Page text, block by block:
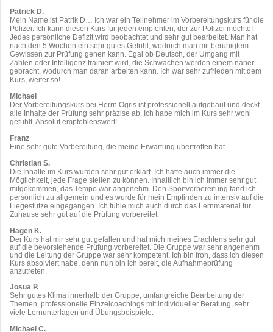
Patrick D.
Mein Name ist Patrik D… Ich war ein Teilnehmer im Vorbereitungskurs für die
Polizei. Ich kann diesen Kurs für jeden empfehlen, der zur Polizei möchte!
Jedes persönliche Defizit wird beobachtet und sehr gut bearbeitet. Man hat
nach den 5 Wochen ein sehr gutes Gefühl, wodurch man mit beruhigtem
Gewissen zur Prüfung gehen kann. Egal ob Deutsch, der Umgang mit
Zahlen oder Intelligenz trainiert wird, die Schwächen werden einem näher
gebracht, wodurch man daran arbeiten kann. Ich war sehr zufrieden mit dem
Kurs, weiter so!
Michael
Der Vorbereitungskurs bei Herrn Ogris ist professionell aufgebaut und deckt
alle Inhalte der Prüfung sehr präzise ab. Ich habe mich im Kurs sehr wohl
gefühlt. Absolut empfehlenswert!
Franz
Eine sehr gute Vorbereitung, die meine Erwartung übertroffen hat.
Christian S.
Die Inhalte im Kurs wurden sehr gut erklärt. Ich hatte auch immer die
Möglichkeit, jede Frage stellen zu können. Inhaltlich bin ich immer sehr gut
mitgekommen, das Tempo war angenehm. Den Sportvorbereitung fand ich
persönlich zu allgemein und es wurde für mein Empfinden zu intensiv auf die
Liegestütze eingegangen. Ich fühle mich auch durch das Lernmaterial für
Zuhause sehr gut auf die Prüfung vorbereitet.
Hagen K.
Der Kurs hat mir sehr gut gefallen und hat mich meines Erachtens sehr gut
auf die bevorstehende Prüfung vorbereitet. Die Gruppe war sehr angenehm
und die Leitung der Gruppe war sehr kompetent. Ich bin froh, dass ich diesen
Kurs absolviert habe, denn nun bin ich bereit, die Aufnahmeprüfung
anzutreten.
Josua P.
Sehr gutes Klima innerhalb der Gruppe, umfangreiche Bearbeitung der
Themen, professionelle Einzelcoachings mit individueller Beratung, sehr
viele Lernunterlagen und Übungsbeispiele.
Michael C.